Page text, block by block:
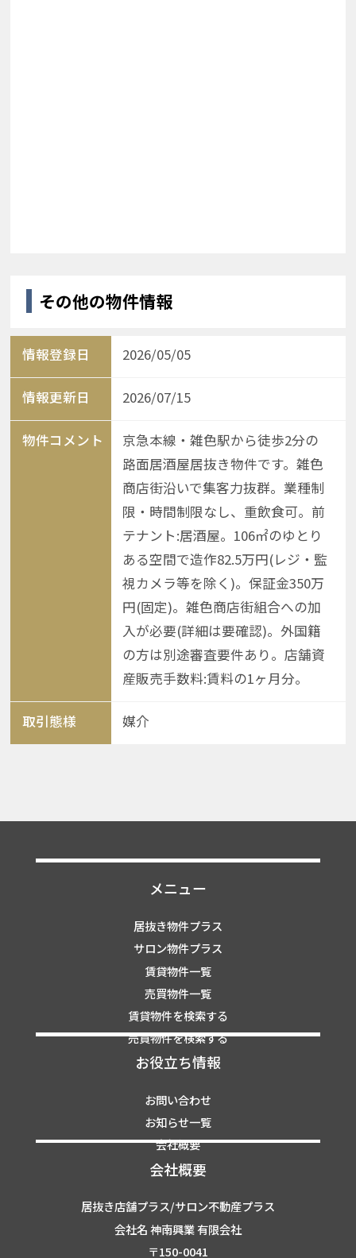
その他の物件情報
情報登録日 2026/05/05
情報更新日 2026/07/15
物件コメント
京急本線・雑色駅から徒歩2分の
路面居酒屋居抜き物件です。雑色
商店街沿いで集客力抜群。業種制
限・時間制限なし、重飲食可。前
テナント:居酒屋。106㎡のゆとり
ある空間で造作82.5万円(レジ・監
視カメラ等を除く)。保証金350万
円(固定)。雑色商店街組合への加
入が必要(詳細は要確認)。外国籍
の方は別途審査要件あり。店舗資
産販売手数料:賃料の1ヶ月分。
取引態様 媒介
メニュー
居抜き物件プラス
サロン物件プラス
賃貸物件一覧
売買物件一覧
賃貸物件を検索する
売買物件を検索する
お役立ち情報
お問い合わせ
お知らせ一覧
会社概要
会社概要
居抜き店舗プラス/サロン不動産プラス
会社名 神南興業 有限会社
〒150-0041